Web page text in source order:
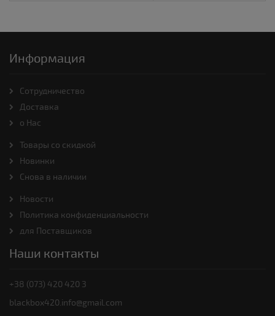
Информация
Cотрудничество
Доставка
о Нас
Товары со скидкой
Новинки
Снова в наличии
Новости
Политика конфиденциальности
для Поставщиков
Наши контакты
+38 (073) 420 420 3
blackbox420.info@gmail.com